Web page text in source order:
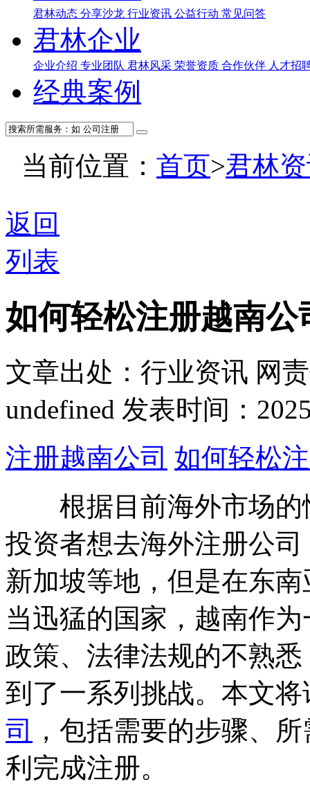
君林动态 分享沙龙 行业资讯 公益行动 常见问答
君林企业
企业介绍 专业团队 君林风采 荣誉资质 合作伙伴 人才招
经典案例
当前位置： 首页>君林
返回
列表
如何轻松注册越南
文章出处：行业资讯 网
undefined 发表时间：
注册越南公司 如何轻松
根据目前海外市场的
投资者想去海外注册公
新加坡等地，但是在东
当迅猛的国家，越南作
政策、法律法规的不熟
到了一系列挑战。本文
司
，包括需要的步骤、
利完成注册。